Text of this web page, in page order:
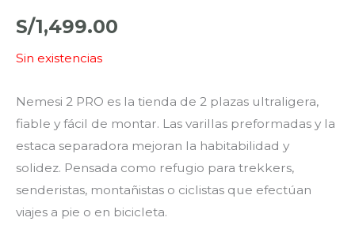
S/1,499.00
Sin existencias
Nemesi 2 PRO es la tienda de 2 plazas ultraligera,
fiable y fácil de montar. Las varillas preformadas y la
estaca separadora mejoran la habitabilidad y
solidez. Pensada como refugio para trekkers,
senderistas, montañistas o ciclistas que efectúan
viajes a pie o en bicicleta.